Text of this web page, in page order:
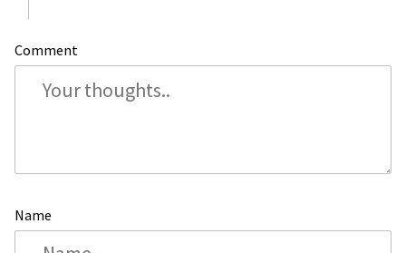
Comment
Name